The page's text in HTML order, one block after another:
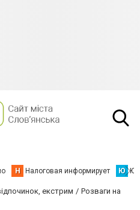
Н Налоговая информирует Ю
екстрим
Розваги на